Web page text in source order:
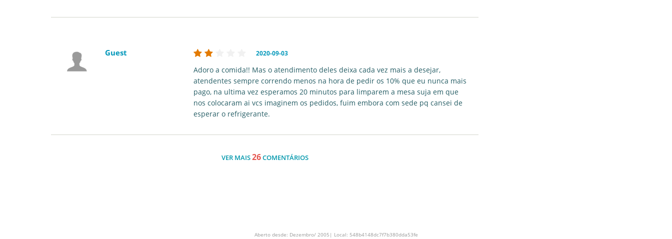
Guest 2020-09-03
Adoro a comida!! Mas o atendimento deles deixa cada vez mais a desejar,
atendentes sempre correndo menos na hora de pedir os 10% que eu nunca mais
pago, na ultima vez esperamos 20 minutos para limparem a mesa suja em que
nos colocaram ai vcs imaginem os pedidos, fuim embora com sede pq cansei de
esperar o refrigerante.
VER MAIS26COMENTÁRIOS
Aberto desde: Dezembro/ 2005| Local: 548b4148dc7f7b380dda53fe